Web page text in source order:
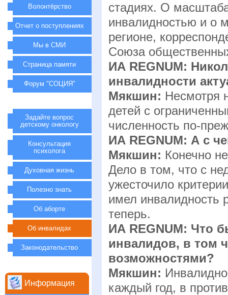
стадиях. О
инвалидностью и о
регионе,
Союза
ИА REGNUM:
инвалидности
Мякшин: Несмотря
детей с
численность по-
ИА REGNUM: А с
Мякшин: Конечно
Дело в том, что с
ужесточило
имел инвалидность
теперь.
ИА REGNUM: Что
инвалидов, в том
возможностями?
Мякшин:
каждый год, в
Волонтёрство
Отчет о поступлениях
Мы в СМИ
Страница памяти
Форум "СОЦИЯ"
Задайте вопрос
детскому онкологу
Консультация
психолога
Духовная жизнь
Полезно знать
Об аборте
Об инвалидах
Законодательство
Информация